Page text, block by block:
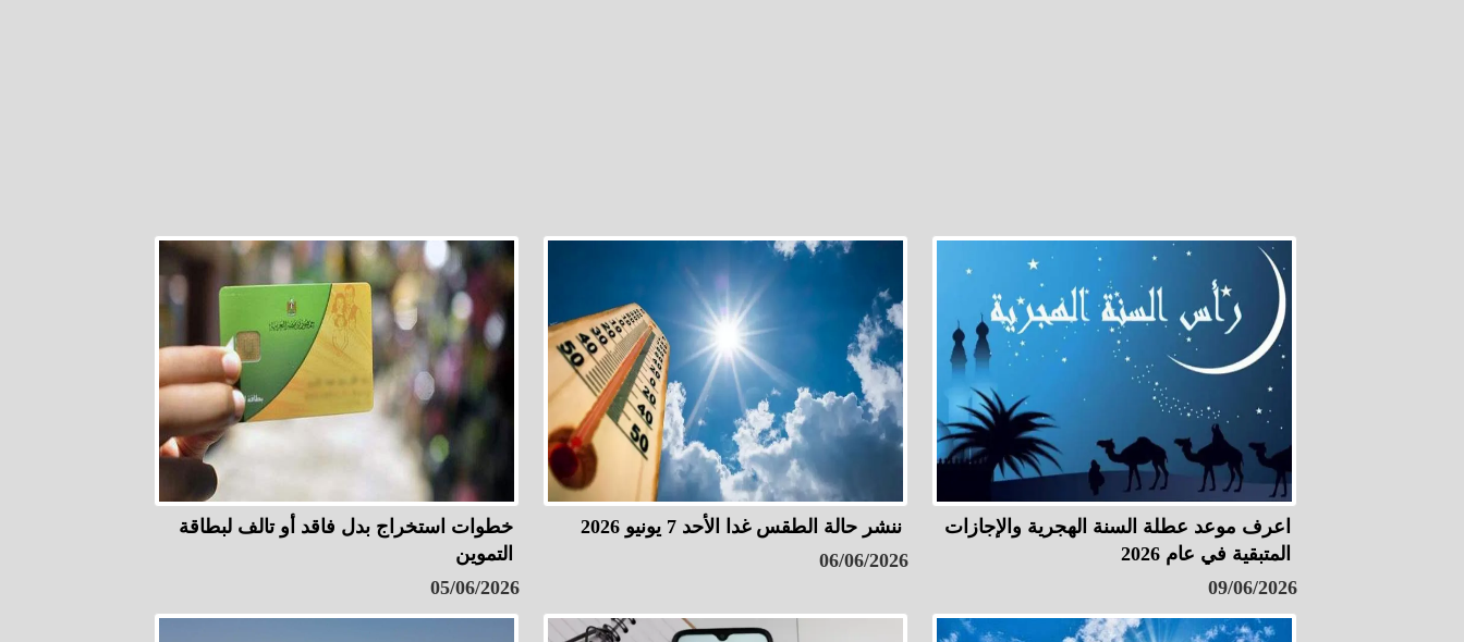
اعرف موعد عطلة السنة الهجرية والإجازات
المتبقية في عام 2026
09/06/2026
ننشر حالة الطقس غدا الأحد 7 يونيو 2026
06/06/2026
خطوات استخراج بدل فاقد أو تالف لبطاقة
التموين
05/06/2026